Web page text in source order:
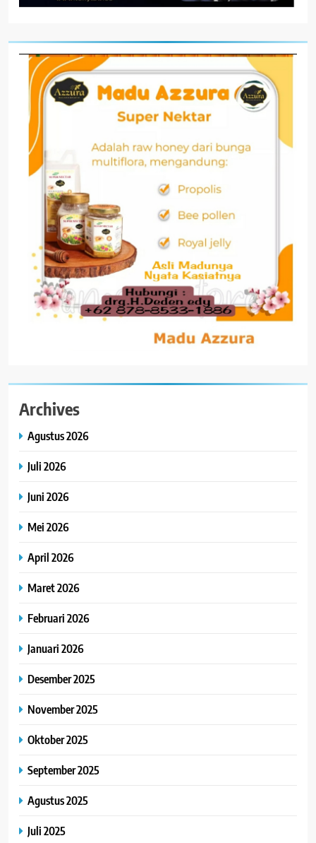
Archives
Agustus 2026
Juli 2026
Juni 2026
Mei 2026
April 2026
Maret 2026
Februari 2026
Januari 2026
Desember 2025
November 2025
Oktober 2025
September 2025
Agustus 2025
Juli 2025